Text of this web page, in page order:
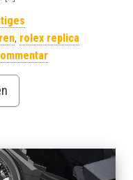
, rolex replica